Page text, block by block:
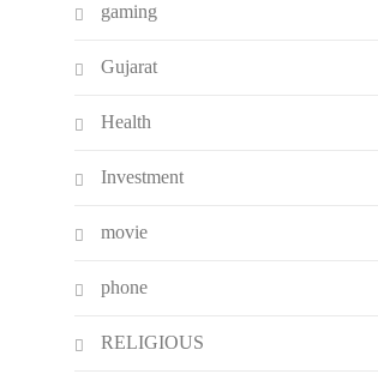
gaming
Gujarat
Health
Investment
movie
phone
RELIGIOUS